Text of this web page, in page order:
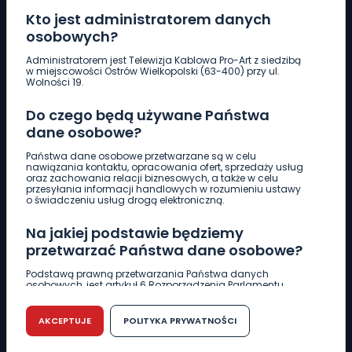
Kto jest administratorem danych
osobowych?
Administratorem jest Telewizja Kablowa Pro-Art z siedzibą
w miejscowości Ostrów Wielkopolski (63-400) przy ul.
Wolności 19.
Do czego będą używane Państwa
dane osobowe?
Państwa dane osobowe przetwarzane są w celu
nawiązania kontaktu, opracowania ofert, sprzedaży usług
oraz zachowania relacji biznesowych, a także w celu
przesyłania informacji handlowych w rozumieniu ustawy
o świadczeniu usług drogą elektroniczną.
Na jakiej podstawie będziemy
przetwarzać Państwa dane osobowe?
Podstawą prawną przetwarzania Państwa danych
osobowych, jest artykuł 6 Rozporządzenia Parlamentu
r. w sprawie ochrony osób fizycznych w związku z
przetwarzaniem danych osobowych w sprawie
swobodnego przepływu takich danych oraz uchylenia
dyrektywy 95/46/WE (RODO).
AKCEPTUJE POLITYKA PRYWATNOŚCI
Pobierz logotyp
661 997 997
REDAKCJA
62 735 22 22redakcja@wlkp24.info
DZIAŁ REKLAMY
62 735 01 85 reklama@wlkp24.info
WIADOMOŚCI
CIEKAWOSTKI